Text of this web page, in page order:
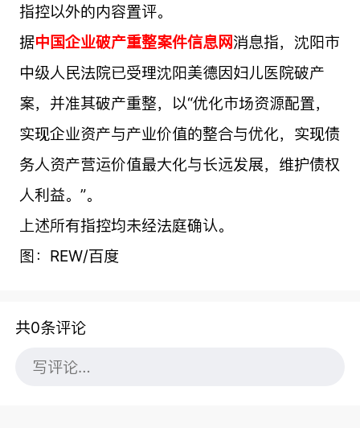
指控以外的内容置评。
据中国企业破产重整案件信息网消息指，沈阳市
中级人民法院已受理沈阳美德因妇儿医院破产
案，并准其破产重整，以“优化市场资源配置，
实现企业资产与产业价值的整合与优化，实现债
务人资产营运价值最大化与长远发展，维护债权
人利益。”。
上述所有指控均未经法庭确认。
图：REW/百度
共0条评论